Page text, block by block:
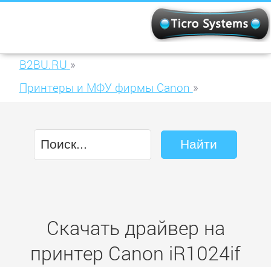
B2BU.RU »
Принтеры и МФУ фирмы Canon »
Скачать драйвер на
принтер Canon iR1024if